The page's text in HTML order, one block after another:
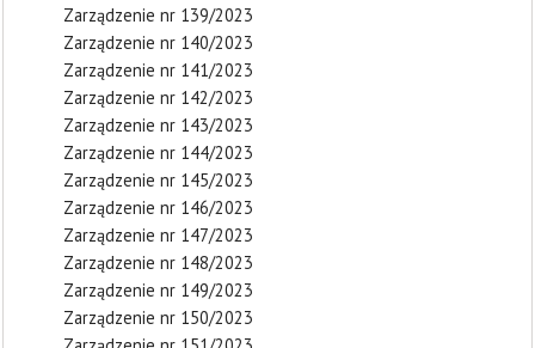
Zarządzenie nr 139/2023
Zarządzenie nr 140/2023
Zarządzenie nr 141/2023
Zarządzenie nr 142/2023
Zarządzenie nr 143/2023
Zarządzenie nr 144/2023
Zarządzenie nr 145/2023
Zarządzenie nr 146/2023
Zarządzenie nr 147/2023
Zarządzenie nr 148/2023
Zarządzenie nr 149/2023
Zarządzenie nr 150/2023